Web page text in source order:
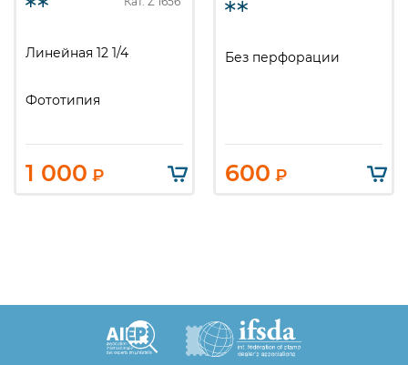
Линейная 12 1/4
Фототипия
1 000 ₽
Без перфорации
600 ₽